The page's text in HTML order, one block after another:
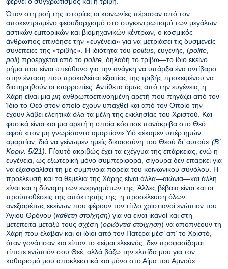
Όταν στη ροή της ιστορίας οι κοινωνίες πέρασαν από τον
αποκεντρωμένο φεουδαρχισμό στο συγκεντρωτισμό των μεγάλων
αστικών εμπορικών και βιομηχανικών κέντρων, ο κοσμικός
άνθρωπος επινόησε την «ευγένεια» για να μετριάσει τις δυσμενείς
συνέπειες της «τριβής». Η ιδιότητα του politus , ευγενής, (polite
poli) προέρχεται από το polire , δηλαδή το τρίβω—το ίδιο εκείνο
ρήμα που είναι υπεύθυνο για την ανάγκη να υπάρξει ένα αντίβαρο
στην ένταση που προκαλείται εξαιτίας της τριβής προκειμένου να
διατηρηθούν οι ισορροπίες. Αντίθετα όμως από την ευγένεια, η
Χάρη είναι μια μη ανθρωποεπινοημένη αρετή που πηγάζει από τον
Ίδιο το Θεό στον οποίο έχουν υπαχθεί και από τον Οποίο την
έχουν λάβει ελεητικά όλα τα μέλη της εκκλησίας του Χριστού. Και
φυσικά είναι και μια αρετή η οποία κόστισε πανάκριβα στο Θεό
αφού «τον μη γνωρίσαντα αμαρτίαν» Υιό «έκαμεν υπέρ ημών
αμαρτίαν, διά να γείνωμεν ημείς δικαιοσύνη του Θεού δι’ αυτού» (Βʹ
Κοριν. 5/21) . Γι’αυτό ακριβώς έχει τα εχέγγυα της επάρκειας, ενώ η
ευγένεια, ως εξωτερική μόνο συμπεριφορά, σίγουρα δεν επαρκεί για
να εξασφαλίσει τη με σύμπνοια πορεία του κοινωνικού συνόλου. Η
προέλευσή και τα θεμέλια της Χάρης είναι άλλα—αιώνια—και άλλη
είναι και η δύναμη των ενεργημάτων της. Άλλες βέβαια είναι και οι
προϋποθέσεις της απόκτησής της: η προσέλευση όλων
ανεξαιρέτως εκείνων που φέρουν τον τίτλο χριστιανοί ενώπιον του
Άγιου Θρόνου (κάθετη στοίχηση) για να είναι ικανοί και στη
μετέπειτα μεταξύ τους σχέση (οριζόντια στοίχηση) να αποπνέουν τη
Χάρη που έλαβαν και οι ίδιοι από τον Πατέρα μέσ’ απ’ το Χριστό,
όταν γονάτισαν και είπαν το «είμαι ελεεινός, δεν προφασίζομαι
τίποτε ενώπιόν σου Θεέ, αλλά βάζω την ελπίδα μου για τον
καθαρισμό μου αποκλειστικά και μόνο στο Αίμα του Αμνού».